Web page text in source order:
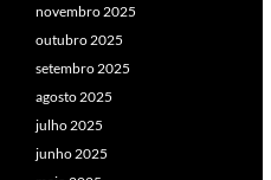
novembro 2025
outubro 2025
setembro 2025
agosto 2025
julho 2025
junho 2025